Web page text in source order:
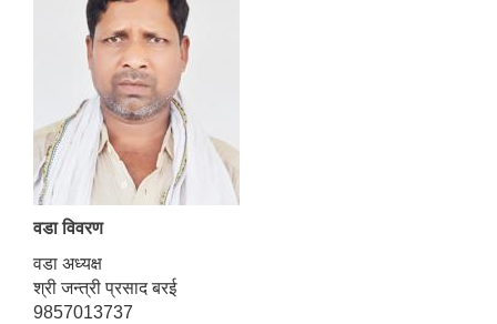
वडा विवरण
वडा अध्यक्ष
श्री जन्त्री प्रसाद बरई
9857013737